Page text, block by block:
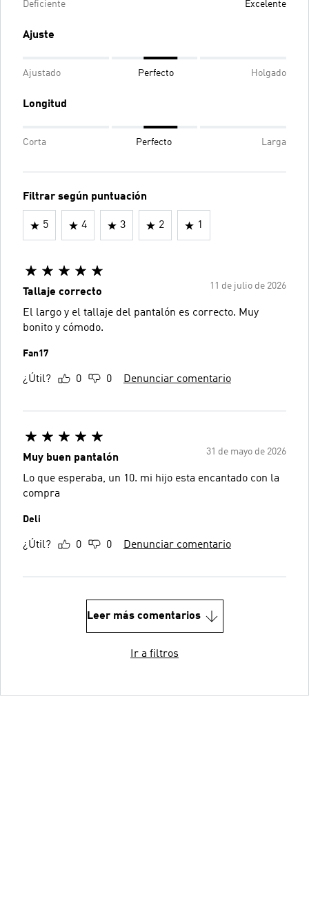
Deficiente Excelente
Ajuste
Ajustado Perfecto Holgado
Longitud
Corta Perfecto Larga
Filtrar según puntuación
5 4 3 2 1
11 de julio de 2026
Tallaje correcto
El largo y el tallaje del pantalón es correcto. Muy
bonito y cómodo.
Fan17
¿Útil? 0 0 Denunciar comentario
31 de mayo de 2026
Muy buen pantalón
Lo que esperaba, un 10. mi hijo esta encantado con la
compra
Deli
¿Útil? 0 0 Denunciar comentario
Leer más comentarios
Ir a filtros